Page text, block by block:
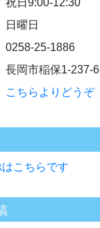
祝日9:00-12:30
日曜日
0258-25-1886
長岡市稲保1-237-6
こちらよりどうぞ
こちらです